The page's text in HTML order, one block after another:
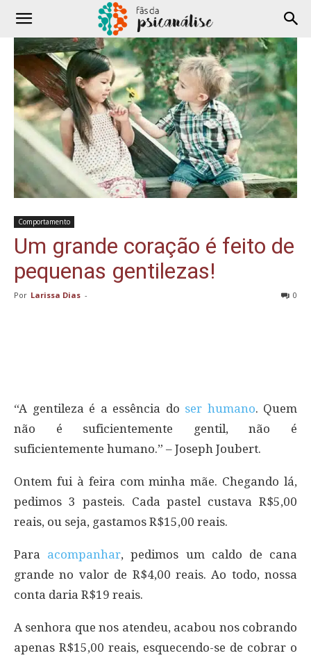
Comportamento
Um grande coração é feito de
pequenas gentilezas!
Por Larissa Dias - 0
“A gentileza é a essência do ser humano. Quem
não é suficientemente gentil, não é
suficientemente humano.” – Joseph Joubert.
Ontem fui à feira com minha mãe. Chegando lá,
pedimos 3 pasteis. Cada pastel custava R$5,00
reais, ou seja, gastamos R$15,00 reais.
Para acompanhar, pedimos um caldo de cana
grande no valor de R$4,00 reais. Ao todo, nossa
conta daria R$19 reais.
A senhora que nos atendeu, acabou nos cobrando
apenas R$15,00 reais, esquecendo-se de cobrar o